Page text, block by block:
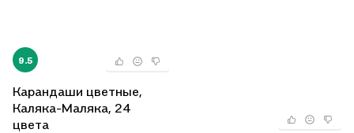
9.5
Карандаши цветные,
Каляка-Маляка, 24
цвета